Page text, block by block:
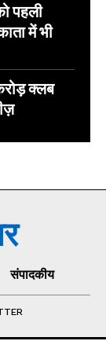
पहली
में भी
क्लब
संपादकीय